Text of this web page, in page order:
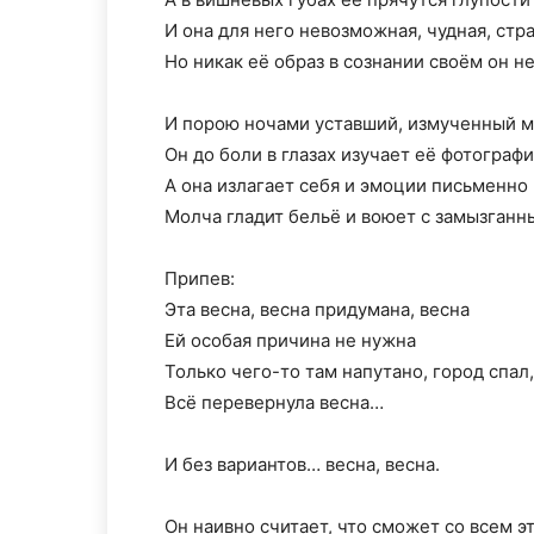
И она для него невозможная, чудная,
Но никак её образ в сознании своём он
И порою ночами уставший, измученный
Он до боли в глазах изучает её
А она излагает себя и эмоции письменно
Молча гладит бельё и воюет с
Припев:
Эта весна, весна придумана, весна
Ей особая причина не нужна
Только чего-то там напутано, город
Всё перевернула весна…
И без вариантов… весна, весна.
Он наивно считает, что сможет со всем